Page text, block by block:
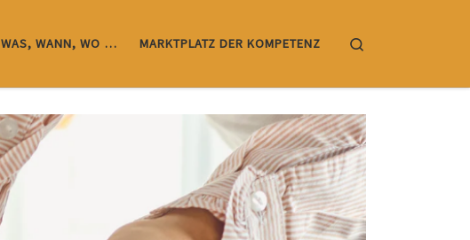
WAS, WANN, WO … MARKTPLATZ DER KOMPETENZ